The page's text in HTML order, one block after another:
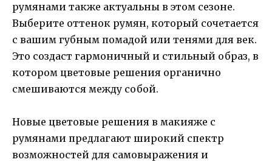
румянами также актуальны в этом сезоне.
Выберите оттенок румян, который сочетается
с вашим губным помадой или тенями для век.
Это создаст гармоничный и стильный образ, в
котором цветовые решения органично
смешиваются между собой.
Новые цветовые решения в макияже с
румянами предлагают широкий спектр
возможностей для самовыражения и